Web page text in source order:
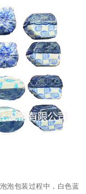
泡包装过程中，白色蓝